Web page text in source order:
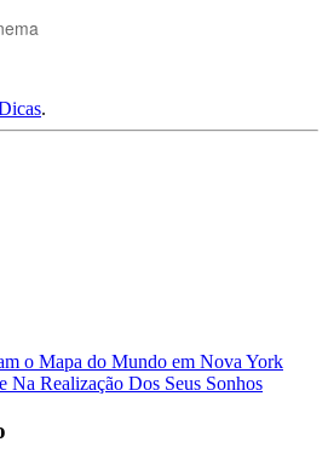
.
o Mapa do Mundo em Nova York
Na Realização Dos Seus Sonhos